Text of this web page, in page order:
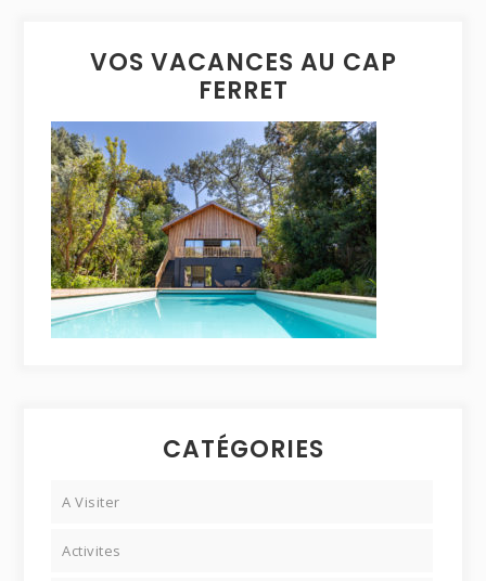
VOS VACANCES AU CAP
FERRET
CATÉGORIES
A Visiter
Activites